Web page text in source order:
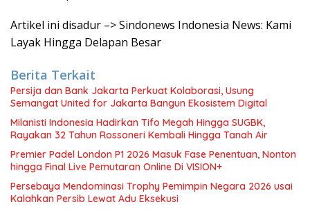
Artikel ini disadur –> Sindonews Indonesia News: Kami
Layak Hingga Delapan Besar
Berita Terkait
Persija dan Bank Jakarta Perkuat Kolaborasi, Usung
Semangat United for Jakarta Bangun Ekosistem Digital
Milanisti Indonesia Hadirkan Tifo Megah Hingga SUGBK,
Rayakan 32 Tahun Rossoneri Kembali Hingga Tanah Air
Premier Padel London P1 2026 Masuk Fase Penentuan, Nonton
hingga Final Live Pemutaran Online Di VISION+
Persebaya Mendominasi Trophy Pemimpin Negara 2026 usai
Kalahkan Persib Lewat Adu Eksekusi